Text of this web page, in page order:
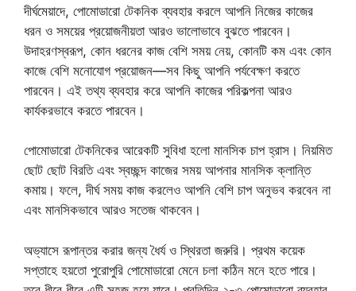
দীর্ঘমেয়াদে, পোমোডারো টেকনিক ব্যবহার করলে আপনি নিজের কাজের
ধরন ও সময়ের প্রয়োজনীয়তা আরও ভালোভাবে বুঝতে পারবেন।
উদাহরণস্বরূপ, কোন ধরনের কাজ বেশি সময় নেয়, কোনটি কম এবং কোন
কাজে বেশি মনোযোগ প্রয়োজন—সব কিছু আপনি পর্যবেক্ষণ করতে
পারবেন। এই তথ্য ব্যবহার করে আপনি কাজের পরিকল্পনা আরও
কার্যকরভাবে করতে পারবেন।
পোমোডারো টেকনিকের আরেকটি সুবিধা হলো মানসিক চাপ হ্রাস। নিয়মিত
ছোট ছোট বিরতি এবং স্বচ্ছন্দ কাজের সময় আপনার মানসিক ক্লান্তি
কমায়। ফলে, দীর্ঘ সময় কাজ করলেও আপনি বেশি চাপ অনুভব করবেন না
এবং মানসিকভাবে আরও সতেজ থাকবেন।
অভ্যাসে রূপান্তর করার জন্য ধৈর্য ও স্থিরতা জরুরি। প্রথম কয়েক
সপ্তাহে হয়তো পুরোপুরি পোমোডারো মেনে চলা কঠিন মনে হতে পারে।